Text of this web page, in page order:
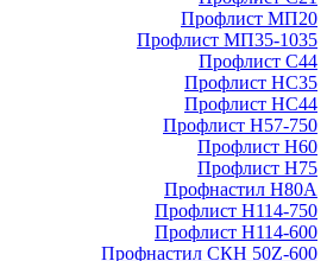
Профлист МП20
Профлист МП35-1035
Профлист С44
Профлист НС35
Профлист НС44
Профлист Н57-750
Профлист Н60
Профлист Н75
Профнастил Н80А
Профлист Н114-750
Профлист Н114-600
Профнастил СКН 50Z-600